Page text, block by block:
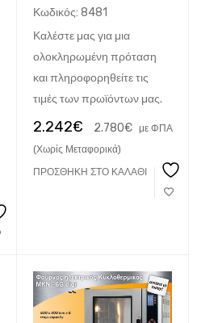
αναλογικός για 10
GN1/1 ΙΤΑΛΙΚΟΣ Evonit10
Κωδικός: 8481
Καλέστε μας για μια
ολοκληρωμένη πρόταση
και πληροφορηθείτε τις
τιμές των πρωϊόντων μας.
2.242€ 2.780€
με ΦΠΑ
(Χωρίς Μεταφορικά)
ΠΡΟΣΘΉΚΗ ΣΤΟ ΚΑΛΆΘΙ